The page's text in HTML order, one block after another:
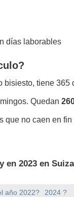
año 2022? 2024 ?
días laborables
bisiesto, tiene 365
Quedan
que no caen en
en 2023 en